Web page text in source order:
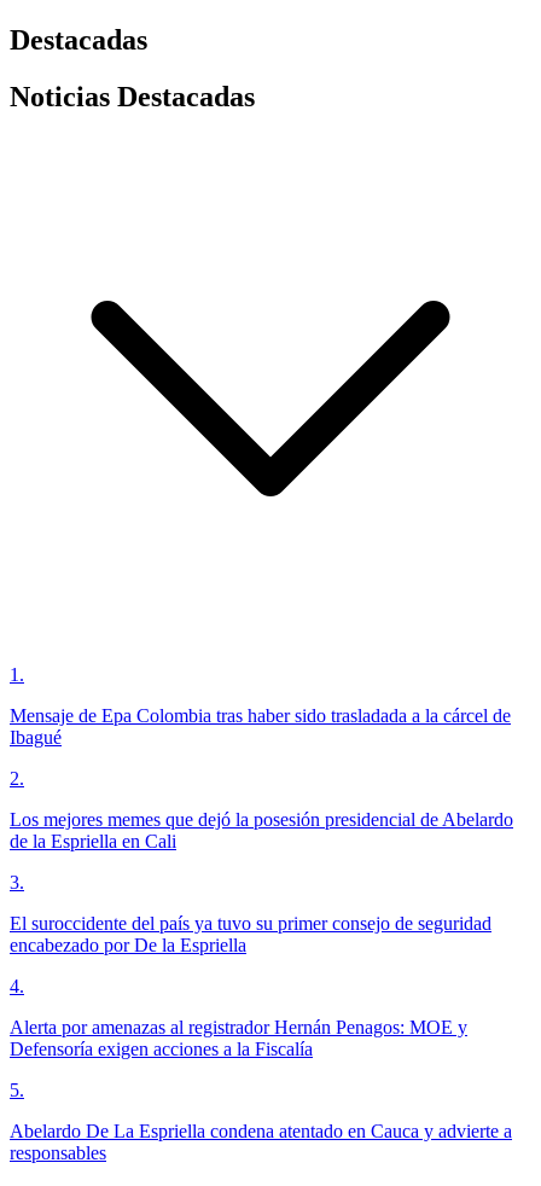
Destacadas
Noticias Destacadas
1 .
Mensaje de Epa Colombia tras haber sido trasladada a la cárcel de
Ibagué
2.
Los mejores memes que dejó la posesión presidencial de Abelardo
de la Espriella en Cali
3.
El suroccidente del país ya tuvo su primer consejo de seguridad
encabezado por De la Espriella
4.
Alerta por amenazas al registrador Hernán Penagos: MOE y
Defensoría exigen acciones a la Fiscalía
5.
Abelardo De La Espriella condena atentado en Cauca y advierte a
responsables